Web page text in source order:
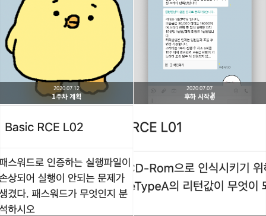
1주차 계획
2020.07.12
후하 시작✌️
2020.07.07